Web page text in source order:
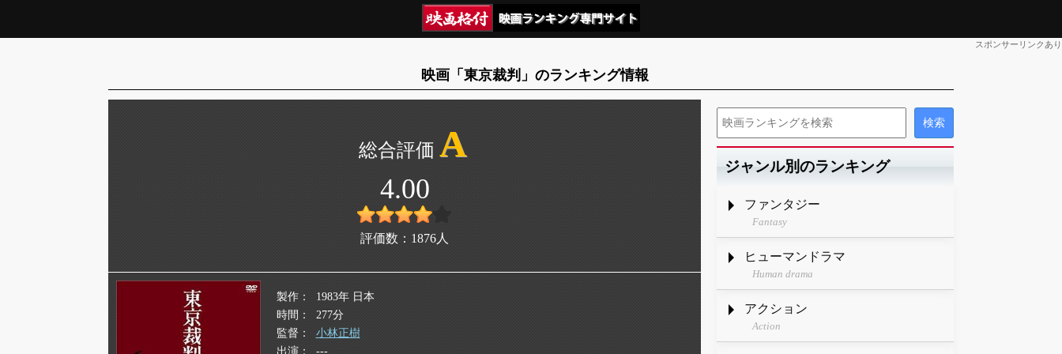
スポンサーリンクあり
映画「東京裁判」のランキング情報
A
4.00
評価数： 1876 人
製作
1983年 日本
時間
277分
監督
小林正樹
出演
---
ジャンル別のランキング
ファンタジー
Fantasy
ヒューマンドラマ
Human drama
アクション
Action